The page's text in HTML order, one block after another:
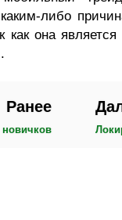
либо
как она
Ранее